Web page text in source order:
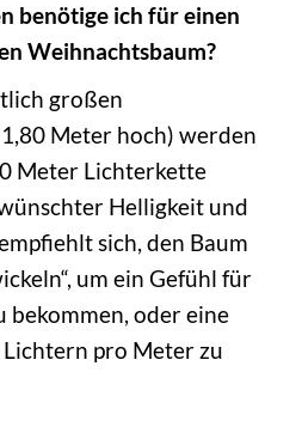
benötige ich für einen
Weihnachtsbaum?
großen
Meter hoch) werden
Meter Lichterkette
Helligkeit und
sich, den Baum
um ein Gefühl für
bekommen, oder eine
pro Meter zu